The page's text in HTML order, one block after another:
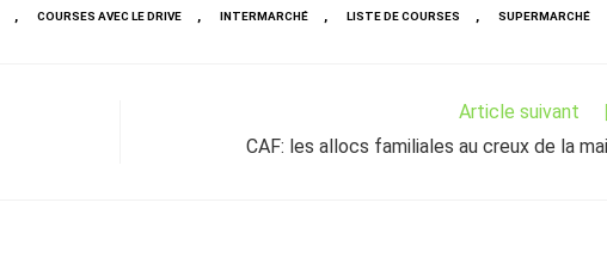
, COURSES AVEC LE DRIVE , INTERMARCHÉ , LISTE DE COURSES , SUPERMARCHÉ
Article suivant
CAF: les allocs familiales au creux de la